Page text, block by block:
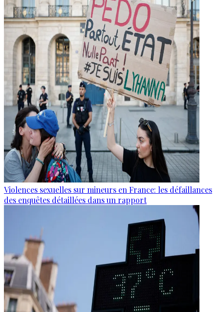
Violences sexuelles sur mineurs en France: les défaillances
des enquêtes détaillées dans un rapport